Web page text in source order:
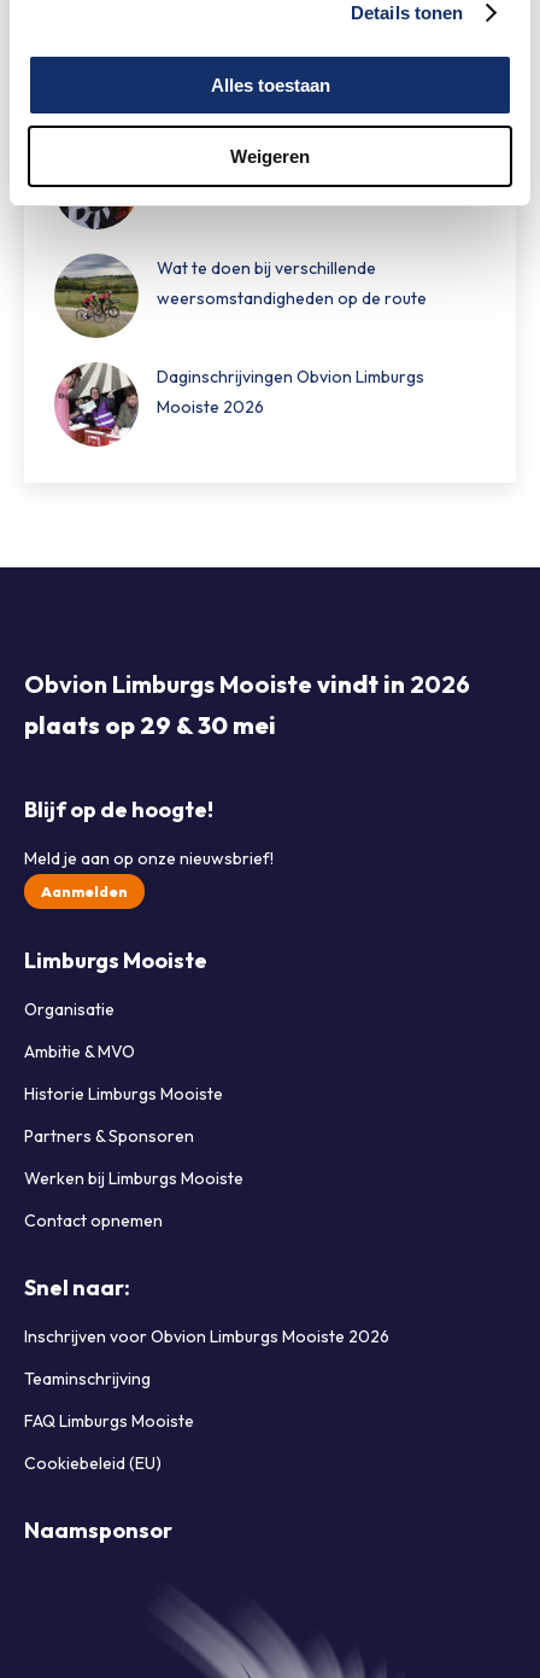
Details tonen
Alles toestaan
Weigeren
tijdens Obvion Limburgs Mooiste
Hoe bereid je je voor op warm fietsweer?
Wat te doen bij verschillende
weersomstandigheden op de route
Daginschrijvingen Obvion Limburgs
Mooiste 2026
Obvion Limburgs Mooiste vindt in 2026
plaats op 29 & 30 mei
Blijf op de hoogte!
Meld je aan op onze nieuwsbrief!
Aanmelden
Limburgs Mooiste
Organisatie
Ambitie & MVO
Historie Limburgs Mooiste
Partners & Sponsoren
Werken bij Limburgs Mooiste
Contact opnemen
Snel naar:
Inschrijven voor Obvion Limburgs Mooiste 2026
Teaminschrijving
FAQ Limburgs Mooiste
Cookiebeleid (EU)
Naamsponsor